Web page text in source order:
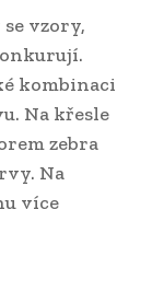
vzory,
kombinaci
Na křesle
zebra
Na
více